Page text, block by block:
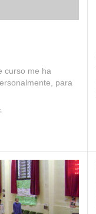
curso me ha
para